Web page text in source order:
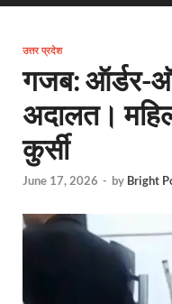
उत्तर प्रदेश
गजब: ऑर्डर-
अदालत।
कुर्सी
June 17, 2026 - by Bright